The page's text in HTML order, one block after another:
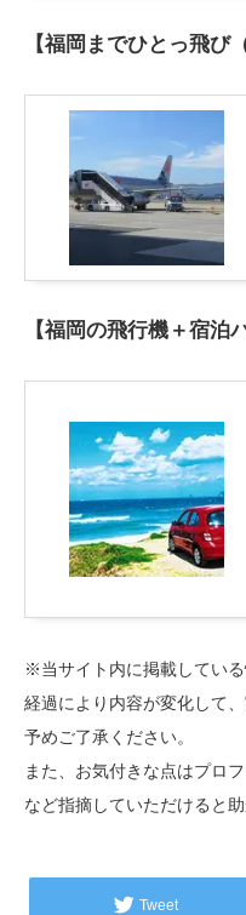
【福岡までひとっ飛び
【福岡の飛行機＋宿泊
※当サイト内に掲載してい
経過により内容が変化して
予めご了承ください。
また、お気付きな点はプロ
など指摘していただけると助
Tweet